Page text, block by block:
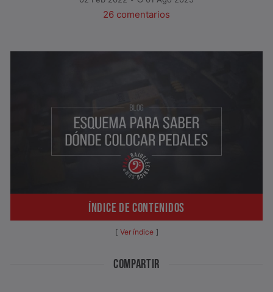
26 comentarios
ÍNDICE DE CONTENIDOS
Ver índice
COMPARTIR